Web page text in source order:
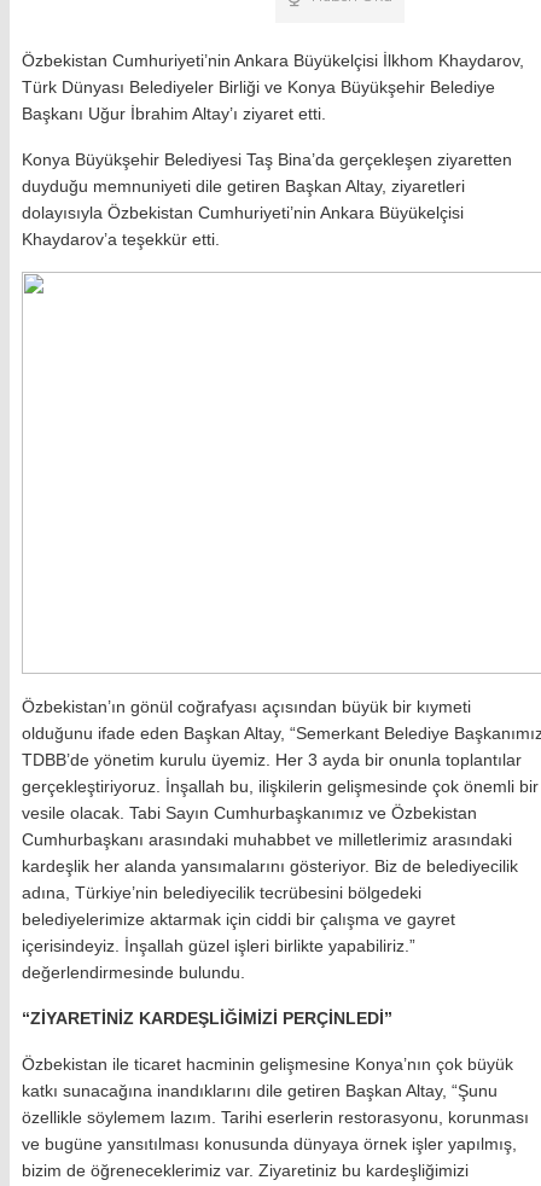
Özbekistan Cumhuriyeti’nin Ankara Büyükelçisi İlkhom Khaydarov,
Türk Dünyası Belediyeler Birliği ve Konya Büyükşehir Belediye
Başkanı Uğur İbrahim Altay’ı ziyaret etti.
Konya Büyükşehir Belediyesi Taş Bina’da gerçekleşen ziyaretten
duyduğu memnuniyeti dile getiren Başkan Altay, ziyaretleri
dolayısıyla Özbekistan Cumhuriyeti’nin Ankara Büyükelçisi
Khaydarov’a teşekkür etti.
Özbekistan’ın gönül coğrafyası açısından büyük bir kıymeti
olduğunu ifade eden Başkan Altay, “Semerkant Belediye
TDBB’de yönetim kurulu üyemiz. Her 3 ayda bir onunla toplantılar
gerçekleştiriyoruz. İnşallah bu, ilişkilerin gelişmesinde çok önemli bir
vesile olacak. Tabi Sayın Cumhurbaşkanımız ve Özbekistan
Cumhurbaşkanı arasındaki muhabbet ve milletlerimiz arasındaki
kardeşlik her alanda yansımalarını gösteriyor. Biz de belediyecilik
adına, Türkiye’nin belediyecilik tecrübesini bölgedeki
belediyelerimize aktarmak için ciddi bir çalışma ve gayret
içerisindeyiz. İnşallah güzel işleri birlikte yapabiliriz.”
değerlendirmesinde bulundu.
“ZİYARETİNİZ KARDEŞLİĞİMİZİ PERÇİNLEDİ”
Özbekistan ile ticaret hacminin gelişmesine Konya’nın çok büyük
katkı sunacağına inandıklarını dile getiren Başkan Altay, “Şunu
özellikle söylemem lazım. Tarihi eserlerin restorasyonu, korunması
ve bugüne yansıtılması konusunda dünyaya örnek işler yapılmış,
bizim de öğreneceklerimiz var. Ziyaretiniz bu kardeşliğimizi